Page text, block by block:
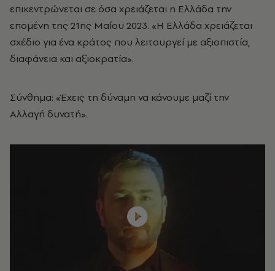
επικεντρώνεται σε όσα χρειάζεται η Ελλάδα την
επομένη της 21ης Μαΐου 2023. «Η Ελλάδα χρειάζεται
σχέδιο για ένα κράτος που λειτουργεί με αξιοπιστία,
διαφάνεια και αξιοκρατία».
Σύνθημα: «Έχεις τη δύναμη να κάνουμε μαζί την
Αλλαγή δυνατή».